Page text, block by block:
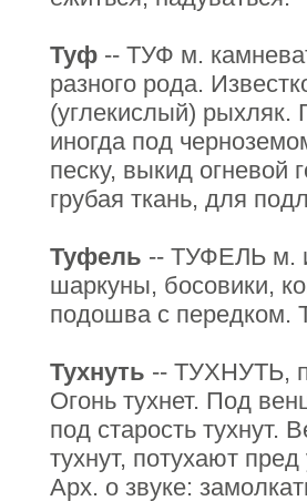
Туф -- ТУФ м.
разного рода.
(углекислый) рыхляк.
иногда под
песку, выкид
грубая ткань, для
Туфель -- ТУФЕЛЬ м.
шаркуны, босовики,
подошва с передком.
Тухнуть -- ТУХНУТЬ,
Огонь тухнет. Под
под старость тухнут.
тухнут, потухают
Арх. о звуке: